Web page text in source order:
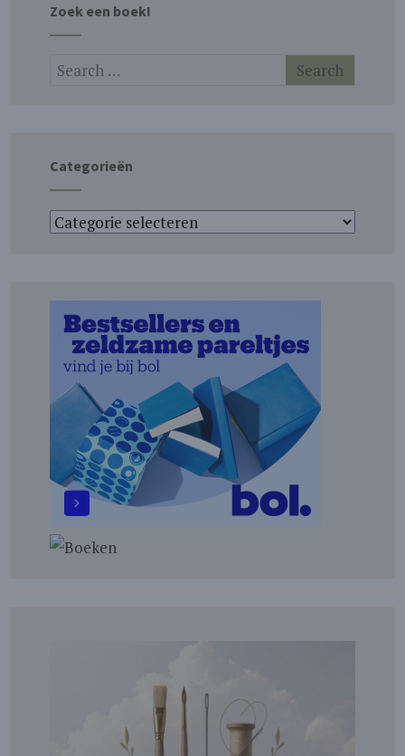
Zoek een boek!
Categorieën
Categorieën